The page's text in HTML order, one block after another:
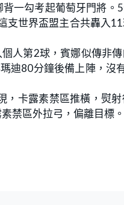
一勾考起葡萄牙門將。
世界盃盟主合共轟入
人第2球，賓娜似傳非
迪80分鐘後備上陣，沒
卡露素禁區推橫，熨
禁區外拉弓，偏離目標